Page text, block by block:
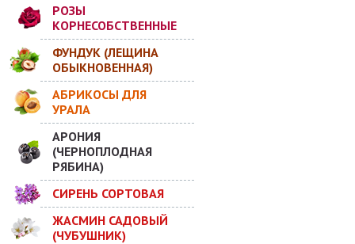
РОЗЫ
КОРНЕСОБСТВЕННЫЕ
ФУНДУК (ЛЕЩИНА
ОБЫКНОВЕННАЯ)
АБРИКОСЫ ДЛЯ
УРАЛА
АРОНИЯ
(ЧЕРНОПЛОДНАЯ
РЯБИНА)
СИРЕНЬ СОРТОВАЯ
ЖАСМИН САДОВЫЙ
(ЧУБУШНИК)